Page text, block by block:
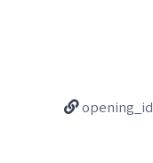
opening_id